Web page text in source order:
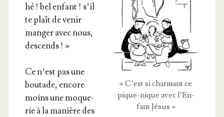
« C’est si char­mant ce
pique-nique avec l’En­
fant Jésus »
hé ! bel enfant ! s’il
te plaît de venir
man­ger avec nous,
descends ! »
Ce n’est pas une
bou­tade, encore
moins une moque­
rie à la manière des